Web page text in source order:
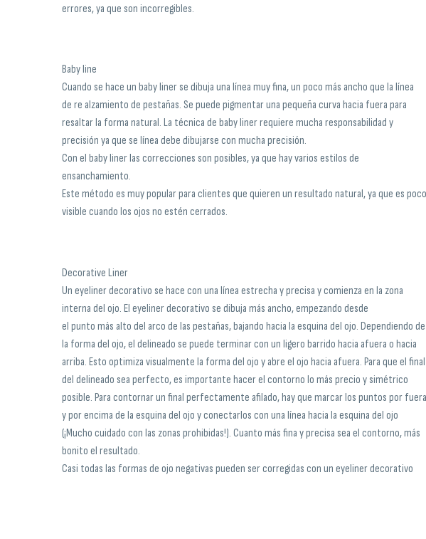
errores, ya que son incorregibles.
Baby line
Cuando se hace un baby liner se dibuja una línea muy fina, un poco más ancho que la línea
de re alzamiento de pestañas. Se puede pigmentar una pequeña curva hacia fuera para
resaltar la forma natural. La técnica de baby liner requiere mucha responsabilidad y
precisión ya que se línea debe dibujarse con mucha precisión.
Con el baby liner las correcciones son posibles, ya que hay varios estilos de
ensanchamiento.
Este método es muy popular para clientes que quieren un resultado natural, ya que es poco
visible cuando los ojos no estén cerrados.
Decorative Liner
Un eyeliner decorativo se hace con una línea estrecha y precisa y comienza en la zona
interna del ojo. El eyeliner decorativo se dibuja más ancho, empezando desde
el punto más alto del arco de las pestañas, bajando hacia la esquina del ojo. Dependiendo de
la forma del ojo, el delineado se puede terminar con un ligero barrido hacia afuera o hacia
arriba. Esto optimiza visualmente la forma del ojo y abre el ojo hacia afuera. Para que el final
del delineado sea perfecto, es importante hacer el contorno lo más precio y simétrico
posible. Para contornar un final perfectamente afilado, hay que marcar los puntos por fuera
y por encima de la esquina del ojo y conectarlos con una línea hacia la esquina del ojo
(¡Mucho cuidado con las zonas prohibidas!). Cuanto más fina y precisa sea el contorno, más
bonito el resultado.
Casi todas las formas de ojo negativas pueden ser corregidas con un eyeliner decorativo